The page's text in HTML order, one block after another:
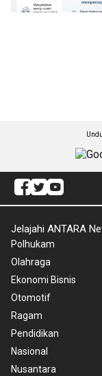
Jelajahi ANTARA
Polhukam
Olahraga
Ekonomi Bisnis
Otomotif
Ragam
Pendidikan
Nasional
Nusantara